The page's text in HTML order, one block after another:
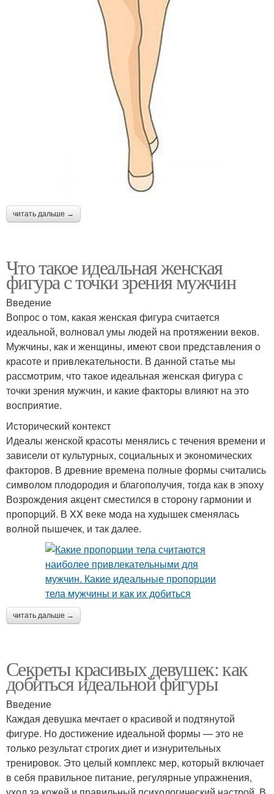
читать дальше →
Что такое идеальная женская
фигура с точки зрения мужчин
Введение
Вопрос о том, какая женская фигура считается
идеальной, волновал умы людей на протяжении веков.
Мужчины, как и женщины, имеют свои представления о
красоте и привлекательности. В данной статье мы
рассмотрим, что такое идеальная женская фигура с
точки зрения мужчин, и какие факторы влияют на это
восприятие.
Исторический контекст
Идеалы женской красоты менялись с течения времени и
зависели от культурных, социальных и экономических
факторов. В древние времена полные формы считались
символом плодородия и благополучия, тогда как в эпоху
Возрождения акцент сместился в сторону гармонии и
пропорций. В XX веке мода на худышек сменялась
волной пышечек, и так далее.
читать дальше →
Секреты красивых девушек: как
добиться идеальной фигуры
Введение
Каждая девушка мечтает о красивой и подтянутой
фигуре. Но достижение идеальной формы — это не
только результат строгих диет и изнурительных
тренировок. Это целый комплекс мер, который включает
в себя правильное питание, регулярные упражнения,